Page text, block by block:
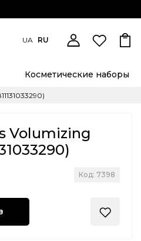
UA RU
Косметические наборы
Volumizing
Код: 7398